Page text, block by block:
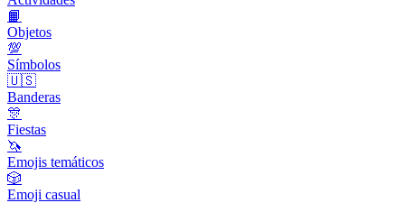
📙
Objetos
💯
Símbolos
🇺🇸
Banderas
🎊
Fiestas
🦄
Emojis temáticos
🎲
Emoji casual